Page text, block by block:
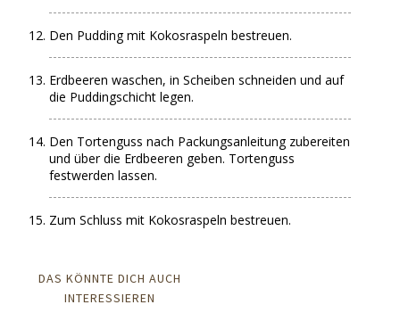
Den Pudding mit Kokosraspeln bestreuen.
Erdbeeren waschen, in Scheiben schneiden und auf
die Puddingschicht legen.
Den Tortenguss nach Packungsanleitung zubereiten
und über die Erdbeeren geben. Tortenguss
festwerden lassen.
Zum Schluss mit Kokosraspeln bestreuen.
DAS KÖNNTE DICH AUCH
INTERESSIEREN